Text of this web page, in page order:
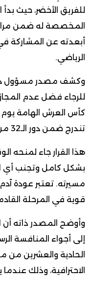
للفريق الأخضر، حيث
المخصصة له ضمن
أبعدته عن المشاركة في
الرياضي.
وكشف مصدر مسؤول
للرجاء فضل عدم
كأس العرش الهامة
تندرج ضمن دور الـ32 من المسابقة.
هذا القرار جاء لمنحه
بشكل كامل وتجنب أي
مسيرته. تعتبر عودة آدم
قوية في المرحلة
وأوضح المصدر ذاته أن
إلى أجواء المنافسة
الحادية والعشرين من
الاحترافية، وذلك